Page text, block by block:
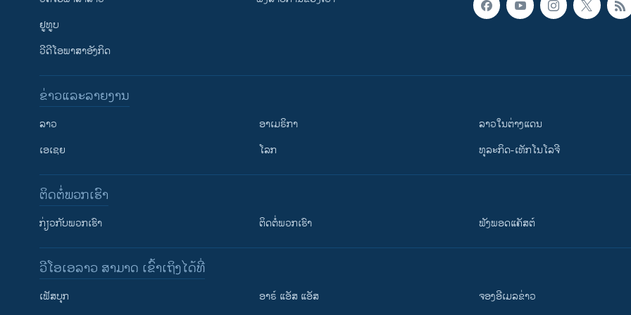
ຕິດຕາມພວກເຮົາ ທີ່
ຢູທູບ
ວີດີໂອພາສາອັງກິດ
ຂ່າວແລະລາຍງານ
ລາວ
ເອເຊຍ
ອາເມຣິກາ
ໂລກ
ລາວໃນຕ່າງແດນ
ທຸລະກິດ-ເທັກໂນໂລຈີ
ຕິດຕໍ່ພວກເຮົາ
ກ່ຽວກັບພວກເຮົາ ຕິດຕໍ່ພວກເຮົາ ຟັງພອດແຄັສຕ໌
ວີໂອເອລາວ ສາມາດ ເຂົ້າເຖິງໄດ້ທີ່
ເຟັສບຸກ ອາຣ໌ ແອັສ ແອັສ ຈອງອີເມລຂ່າວ